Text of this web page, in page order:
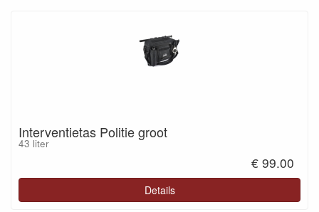
Interventietas Politie groot
43 liter
€ 99.00
Details